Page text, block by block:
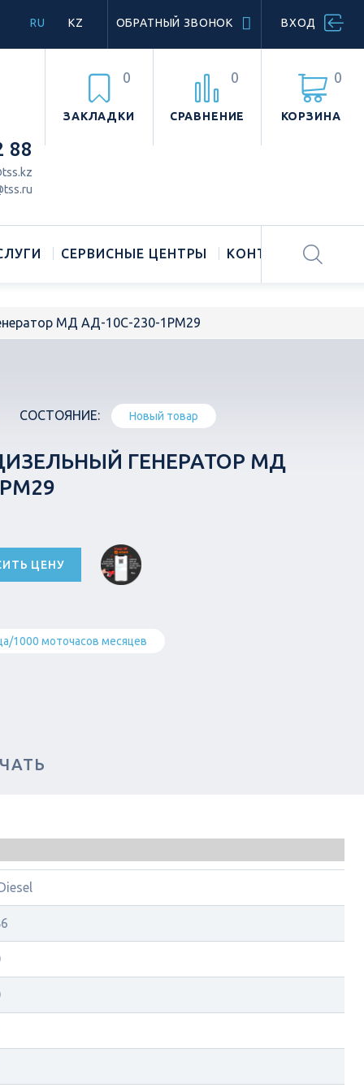
ВХОД
ОБРАТНЫЙ ЗВОНОК
RU KZ
КОРЗИНА
0
ЗАКЛАДКИ
0
СРАВНЕНИЕ
0
88
СЕРВИСНЫЕ ЦЕНТРЫ КОНТАКТЫ
МД АД-10С-230-1РМ29
СОСТОЯНИЕ: Новый товар
ГЕНЕРАТОР МД
ЦЕНУ
1000 моточасов месяцев